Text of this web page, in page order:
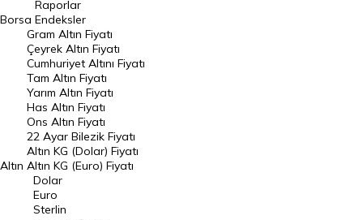
Dünya Borsaları
Raporlar
Endeksler
DÖVİZ
Döviz Kuru
Dolar Kuru
Euro Kuru
Pound Kuru
Borsa
Raporlar
Endeksler
Altın
Gram Altın Fiyatı
Çeyrek Altın Fiyatı
Cumhuriyet Altını Fiyatı
Tam Altın Fiyatı
Yarım Altın Fiyatı
Has Altın Fiyatı
Ons Altın Fiyatı
22 Ayar Bilezik Fiyatı
Altın KG (Dolar) Fiyatı
Altın KG (Euro) Fiyatı
Dolar
Euro
Sterlin